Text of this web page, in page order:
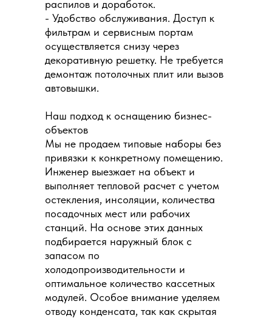
распилов и доработок.
- Удобство обслуживания. Доступ к
фильтрам и сервисным портам
осуществляется снизу через
декоративную решетку. Не требуется
демонтаж потолочных плит или вызов
автовышки.
Наш подход к оснащению бизнес-
объектов
Мы не продаем типовые наборы без
привязки к конкретному помещению.
Инженер выезжает на объект и
выполняет тепловой расчет с учетом
остекления, инсоляции, количества
посадочных мест или рабочих
станций. На основе этих данных
подбирается наружный блок с
запасом по
холодопроизводительности и
оптимальное количество кассетных
модулей. Особое внимание уделяем
отводу конденсата, так как скрытая